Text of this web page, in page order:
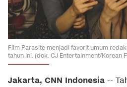
Film Parasite menjadi favorit umum
tahun ini. (dok. CJ Entertainment/Korean
Jakarta, CNN Indonesia --